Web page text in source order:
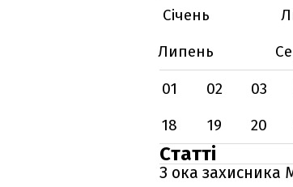
Січень
Липень
01
02 03
18
19 20
Статті
З ока захисника